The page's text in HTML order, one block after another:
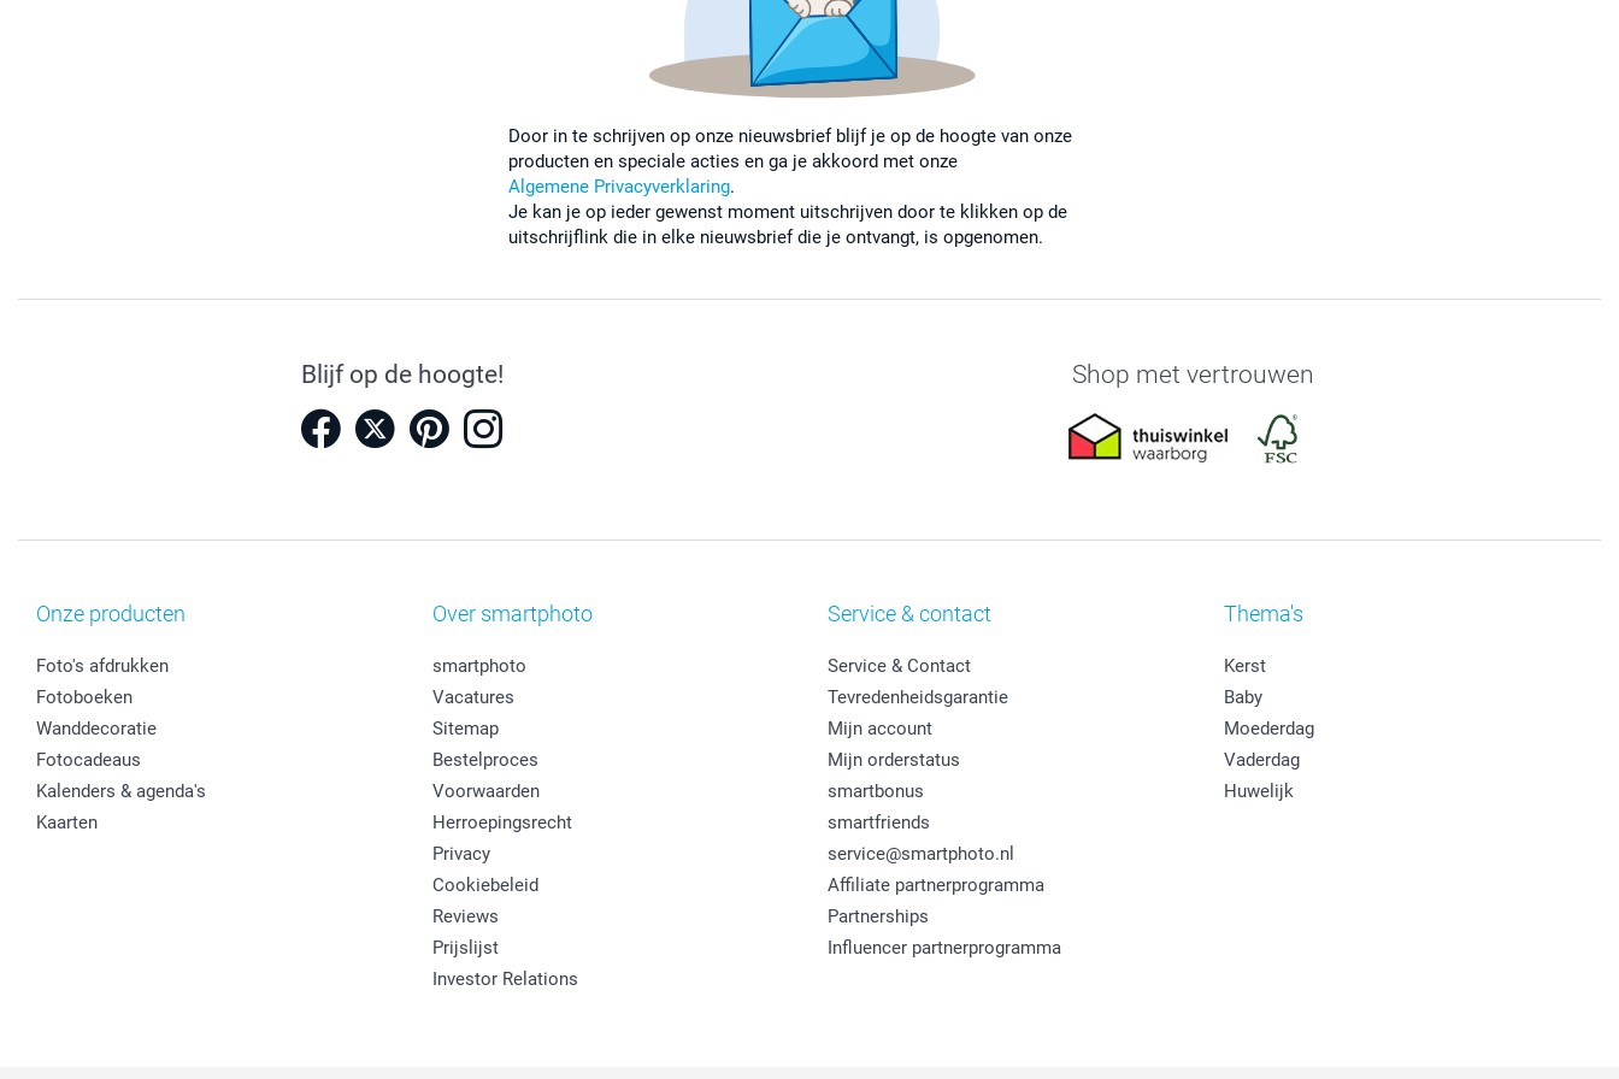
Door in te schrijven op onze nieuwsbrief blijf je op de hoogte van onze
producten en speciale acties en ga je akkoord met onze
Algemene Privacyverklaring.
Je kan je op ieder gewenst moment uitschrijven door te klikken op de
uitschrijflink die in elke nieuwsbrief die je ontvangt, is opgenomen.
Blijf op de hoogte! Shop met vertrouwen
Onze producten
Foto's afdrukken
Fotoboeken
Wanddecoratie
Fotocadeaus
Kalenders & agenda's
Kaarten
Over smartphoto
smartphoto
Vacatures
Sitemap
Bestelproces
Voorwaarden
Herroepingsrecht
Privacy
Cookiebeleid
Reviews
Prijslijst
Investor Relations
Service & contact
Service & Contact
Tevredenheidsgarantie
Mijn account
Mijn orderstatus
smartbonus
smartfriends
service@smartphoto.nl
Affiliate partnerprogramma
Partnerships
Influencer partnerprogramma
Thema's
Kerst
Baby
Moederdag
Vaderdag
Huwelijk